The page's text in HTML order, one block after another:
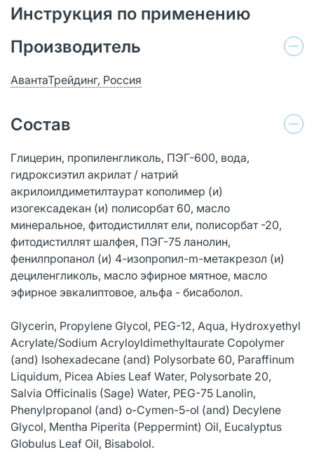
Инструкция по применению
Производитель
АвантаТрейдинг, Россия
Состав
Глицерин, пропиленгликоль, ПЭГ-600, вода,
гидроксиэтил акрилат / натрий
акрилоилдиметилтаурат кополимер (и)
изогексадекан (и) полисорбат 60, масло
минеральное, фитодистиллят ели, полисорбат -20,
фитодистиллят шалфея, ПЭГ-75 ланолин,
фенилпропанол (и) 4-изопропил-m-метакрезол (и)
дециленгликоль, масло эфирное мятное, масло
эфирное эвкалиптовое, альфа - бисаболол.
Glycerin, Propylene Glycol, PEG-12, Aqua, Hydroxyethyl
Аcrylate/Sodium Аcryloyldimethyltaurate Сopolymer
(and) Isohexadecane (and) Polysorbate 60, Paraffinum
Liquidum, Picea Abies Leaf Water, Polysorbate 20,
Salvia Оfficinalis (Sage) Water, PEG-75 Lanolin,
Phenylpropanol (and) o-Cymen-5-ol (and) Decylene
Glycol, Mentha Piperita (Peppermint) Oil, Eucalyptus
Globulus Leaf Oil, Bisabolol.